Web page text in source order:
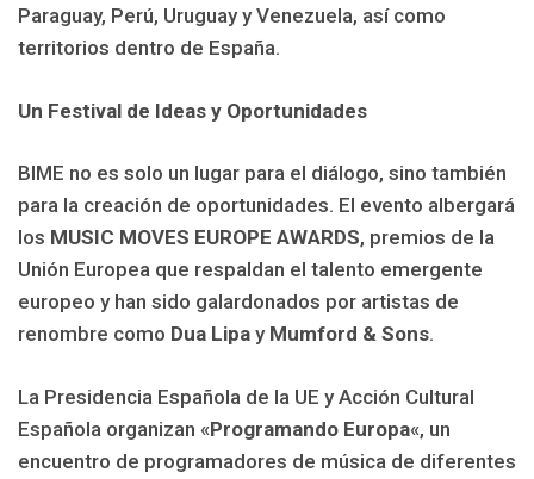
Paraguay, Perú, Uruguay y Venezuela, así como
territorios dentro de España.
Un Festival de Ideas y Oportunidades
BIME no es solo un lugar para el diálogo, sino también
para la creación de oportunidades. El evento albergará
los MUSIC MOVES EUROPE AWARDS, premios de la
Unión Europea que respaldan el talento emergente
europeo y han sido galardonados por artistas de
renombre como Dua Lipa y Mumford & Sons.
La Presidencia Española de la UE y Acción Cultural
Española organizan «Programando Europa«, un
encuentro de programadores de música de diferentes